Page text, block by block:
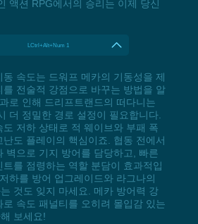
액션 RPG에서의 승리는 이제 당신
LCtrl+Alt+Num 1
속도는 드워프 메카의 기동성을 제
전술적 강점으로 바꾸는 방법을 알
로 인해 드리프트랜드의 떠다니는
더 정밀한 경로 설정이 필요합니다.
저하 상태로 적 웨이브와 부패 폭
도 플레이의 핵심이죠. 협동 전에서
벽으로 기지 방어를 담당하고, 빠른
를 점령하는 역할 분담이 효과적입
하를 방어 업그레이드와 라그나의
것도 잊지 마세요. 메카 방어력 강
속도 패널티를 오히려 몰입감 있는
보세요!